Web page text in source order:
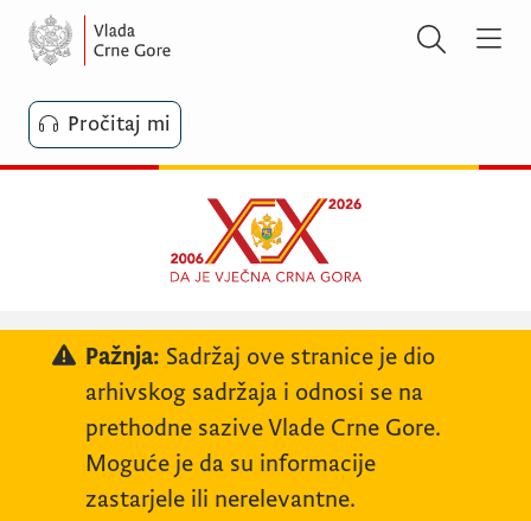
Pročitaj mi
Pažnja: Sadržaj ove stranice je dio
arhivskog sadržaja i odnosi se na
prethodne sazive Vlade Crne Gore.
Moguće je da su informacije
zastarjele ili nerelevantne.